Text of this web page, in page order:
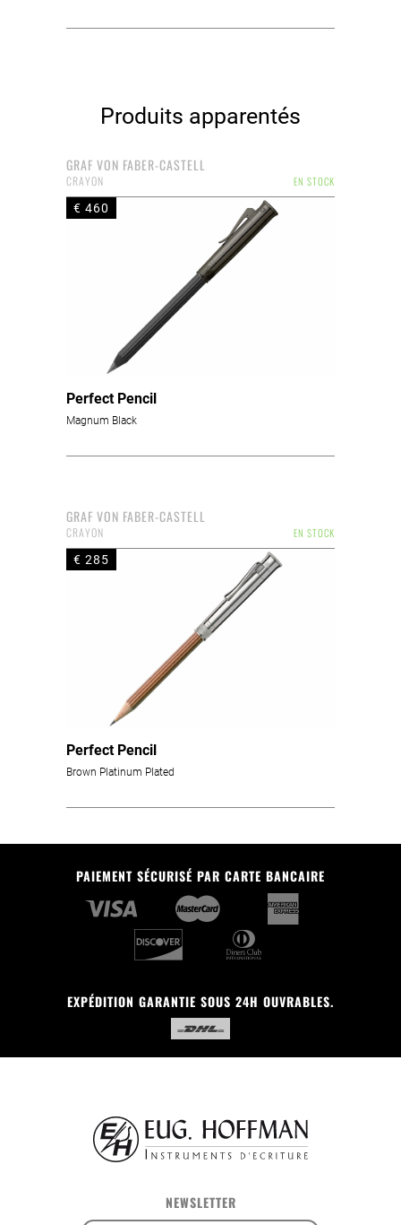
Produits apparentés
GRAF VON FABER-CASTELL
EN STOCK
CRAYON
€ 460
Perfect Pencil
Magnum Black
GRAF VON FABER-CASTELL
EN STOCK
CRAYON
€ 285
Perfect Pencil
Brown Platinum Plated
PAIEMENT SÉCURISÉ PAR CARTE BANCAIRE
EXPÉDITION GARANTIE SOUS 24H OUVRABLES.
NEWSLETTER